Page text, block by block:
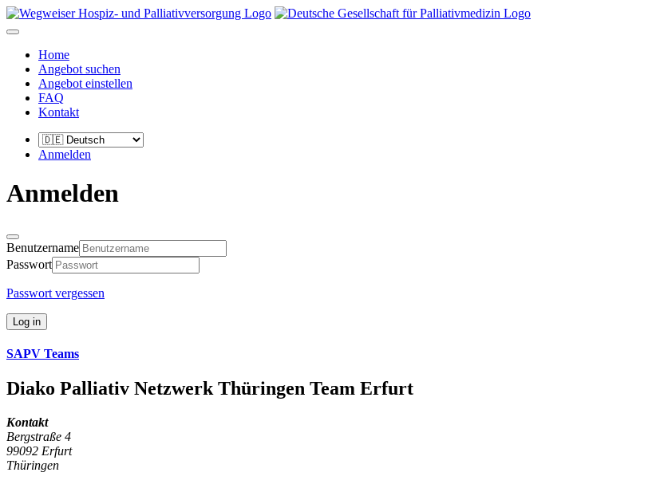
Home
Angebot suchen
Angebot einstellen
FAQ
Kontakt
Anmelden
Anmelden
Benutzername
Passwort
Passwort vergessen
Log in
SAPV Teams
Diako Palliativ Netzwerk Thüringen Team Erfurt
Kontakt
Bergstraße 4
99092 Erfurt
Thüringen